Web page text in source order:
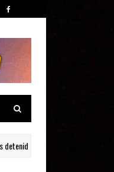
y siete armas ocupadas en